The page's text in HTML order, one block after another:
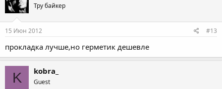
Тру байкер
15 Июн 2012 #13
прокладка лучше,но герметик дешевле
K kobra_
Guest